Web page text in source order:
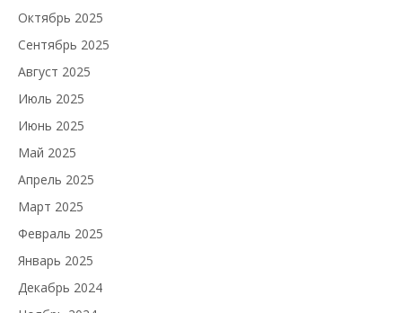
Октябрь 2025
Сентябрь 2025
Август 2025
Июль 2025
Июнь 2025
Май 2025
Апрель 2025
Март 2025
Февраль 2025
Январь 2025
Декабрь 2024